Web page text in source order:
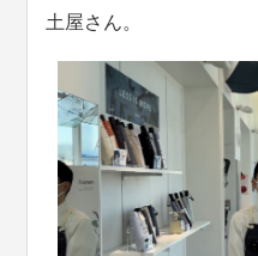
土屋さん。